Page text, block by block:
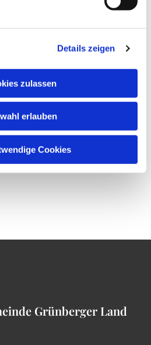
Details zeigen
zulassen
erlauben
Cookies
Grünberger Land